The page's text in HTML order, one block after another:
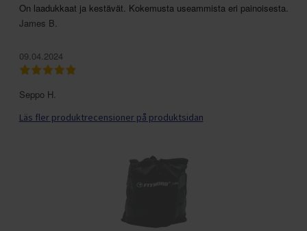
On laadukkaat ja kestävät. Kokemusta useammista eri painoisesta.
James B.
09.04.2024
Seppo H.
Läs fler produktrecensioner på produktsidan